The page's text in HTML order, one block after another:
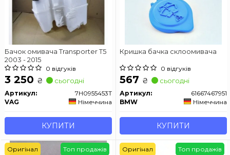
Бачок омивача Transporter T5
2003 - 2015
0 відгуків
3 250 ₴ сьогодні
Артикул:
7H0955453T
VAG
Німеччина
КУПИТИ
Кришка бачка склоомивача
0 відгуків
567 ₴ сьогодні
Артикул:
61667467951
BMW
Німеччина
КУПИТИ
Топ продажів
Оригінал Топ продажів
Оригінал